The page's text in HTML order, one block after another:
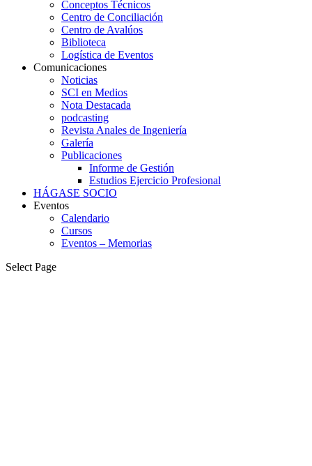
Conceptos Técnicos
Centro de Conciliación
Centro de Avalúos
Biblioteca
Logística de Eventos
Comunicaciones
Noticias
SCI en Medios
Nota Destacada
podcasting
Revista Anales de Ingeniería
Galería
Publicaciones
Informe de Gestión
Estudios Ejercicio Profesional
HÁGASE SOCIO
Eventos
Calendario
Cursos
Eventos – Memorias
Select Page